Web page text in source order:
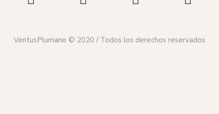
VentusPlumane © 2020 / Todos los derechos reservados